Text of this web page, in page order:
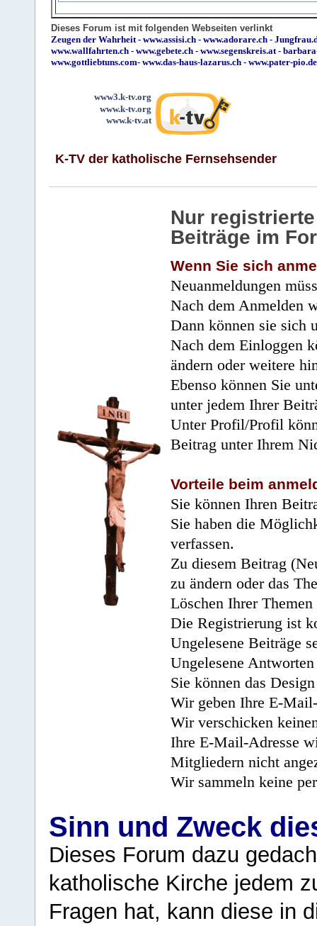
Dieses Forum ist mit folgenden Webseiten verlinkt
Zeugen der Wahrheit - www.assisi.ch - www.adorare.ch -
www.wallfahrten.ch - www.gebete.ch - www.segenskreis.at -
www.gottliebtuns.com- www.das-haus-lazarus.ch - www.pater-pio.de
www3.k-tv.org
www.k-tv.org
www.k-tv.at
K-TV der katholische Fernsehsender
Nur
Beiträge im
Wenn Sie sich
Neuanmeldungen
Nach dem Anmelden
Dann können sie sich
Nach dem Einloggen
ändern oder weitere
Ebenso können Sie
unter jedem Ihrer
Unter Profil/Profil
Beitrag unter Ihrem
Vorteile beim
Sie können Ihren
Sie haben die
verfassen.
Zu diesem Beitrag
zu ändern oder das
Löschen Ihrer
Die Registrierung ist
Ungelesene Beiträge
Ungelesene
Sie können das
Wir geben Ihre E-
Wir verschicken
Ihre E-Mail-Adresse
Mitgliedern nicht
Wir sammeln keine
Sinn und Zweck
Dieses Forum dazu
katholische Kirche jedem
Fragen hat, kann diese in